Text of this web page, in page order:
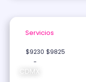
Servicios
$9230
-
$9825
CDMX